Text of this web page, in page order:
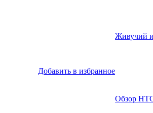
Добавить в избранное
Живучий
Обзор